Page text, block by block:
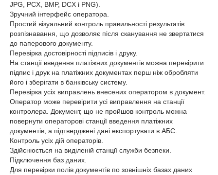
JPG, PCX, BMP, DCX і PNG).
Зручний інтерфейс оператора.
Простий візуальний контроль правильності результатів
розпізнавання, що дозволяє після сканування не звертатися
до паперового документу.
Перевірка достовірності підписів і друку.
На станції введення платіжних документів можна перевірити
підпис і друк на платіжних документах перш ніж обробляти
його і зберігати в банківську систему.
Перевірка усіх виправлень внесених оператором в документ.
Оператор може перевірити усі виправлення на станції
контролера. Документ, що не пройшов контроль можна
повернути операторові станції введення платіжних
документів, а підтверджені дані експортувати в АБС.
Контроль усіх дій операторів.
Здійснюється на виділеній станції служби безпеки.
Підключення баз даних.
Для перевірки полів документів по зовнішніх базах даних